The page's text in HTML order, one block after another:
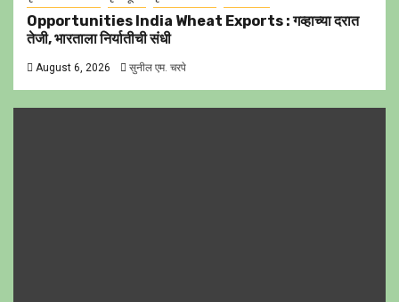
Opportunities India Wheat Exports : गव्हाच्या दरात
तेजी, भारताला निर्यातीची संधी
August 6, 2026 सुनील एम. चरपे